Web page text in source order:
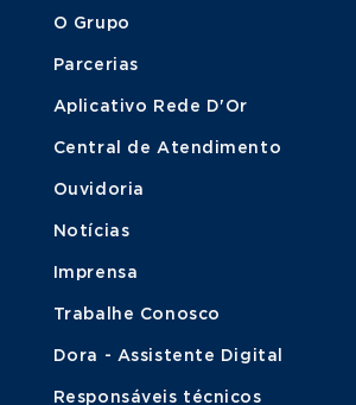
O Grupo
Parcerias
Aplicativo Rede D'Or
Central de Atendimento
Ouvidoria
Notícias
Imprensa
Trabalhe Conosco
Dora - Assistente Digital
Responsáveis técnicos